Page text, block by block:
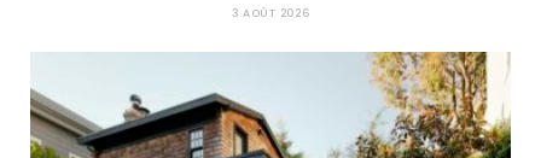
3 AOÛT 2026